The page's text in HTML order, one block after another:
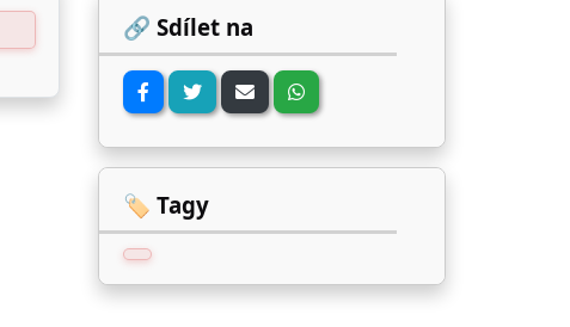
🔗 Sdílet na
🏷️ Tagy